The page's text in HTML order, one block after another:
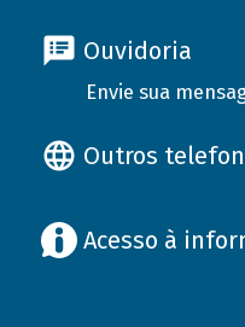
Ouvidoria
Envie sua
Outros
Acesso à